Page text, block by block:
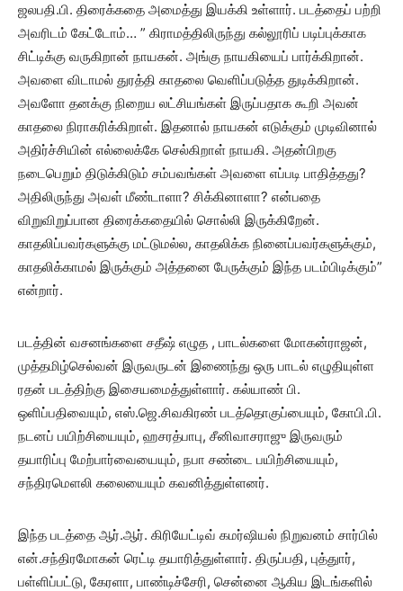
ஜலபதி.பி. திரைக்கதை அமைத்து இயக்கி உள்ளார். படத்தைப் பற்றி
அவரிடம் கேட்டோம்… ” கிராமத்திலிருந்து கல்லூரிப் படிப்புக்காக
சிட்டிக்கு வருகிறான் நாயகன். அங்கு நாயகியைப் பார்க்கிறான்.
அவளை விடாமல் துரத்தி காதலை வெளிப்படுத்த துடிக்கிறான்.
அவளோ தனக்கு நிறைய லட்சியங்கள் இருப்பதாக கூறி அவன்
காதலை நிராகரிக்கிறாள். இதனால் நாயகன் எடுக்கும் முடிவினால்
அதிர்ச்சியின் எல்லைக்கே செல்கிறாள் நாயகி. அதன்பிறகு
நடைபெறும் திடுக்கிடும் சம்பவங்கள் அவளை எப்படி பாதித்தது?
அதிலிருந்து அவள் மீண்டாளா? சிக்கினாளா? என்பதை
விறுவிறுப்பான திரைக்கதையில் சொல்லி இருக்கிறேன்.
காதலிப்பவர்களுக்கு மட்டுமல்ல, காதலிக்க நினைப்பவர்களுக்கும்,
காதலிக்காமல் இருக்கும் அத்தனை பேருக்கும் இந்த படம்பிடிக்கும்”
என்றார்.
படத்தின் வசனங்களை சதீஷ் எழுத , பாடல்களை மோகன்ராஜன்,
முத்தமிழ்செல்வன் இருவருடன் இணைந்து ஒரு பாடல் எழுதியுள்ள
ரதன் படத்திற்கு இசையமைத்துள்ளார். கல்யாண் பி.
ஒளிப்பதிவையும், எஸ்.ஜெ.சிவகிரண் படத்தொகுப்பையும், கோபி.பி.
நடனப் பயிற்சியையும், ஹசரத்பாபு, சீனிவாசராஜு இருவரும்
தயாரிப்பு மேற்பார்வையையும், நபா சண்டை பயிற்சியையும்,
சந்திரமெளலி கலையையும் கவனித்துள்ளனர்.
இந்த படத்தை ஆர்.ஆர். கிரியேட்டிவ் கமர்ஷியல் நிறுவனம் சார்பில்
என்.சந்திரமோகன் ரெட்டி தயாரித்துள்ளார். திருப்பதி, புத்துார்,
பள்ளிப்பட்டு, கேரளா, பாண்டிச்சேரி, சென்னை ஆகிய இடங்களில்